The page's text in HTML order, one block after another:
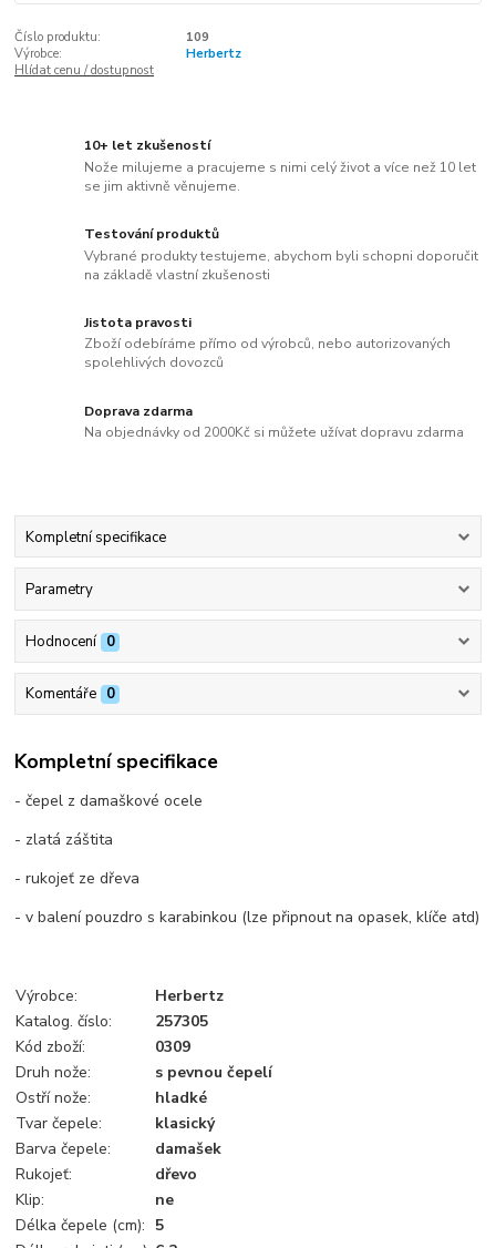
Číslo produktu:
109
Výrobce:
Herbertz
Hlídat cenu / dostupnost
10+ let zkušeností
Nože milujeme a pracujeme s nimi celý život a více než 10 let
se jim aktivně věnujeme.
Testování produktů
Vybrané produkty testujeme, abychom byli schopni doporučit
na základě vlastní zkušenosti
Jistota pravosti
Zboží odebíráme přímo od výrobců, nebo autorizovaných
spolehlivých dovozců
Doprava zdarma
Na objednávky od 2000Kč si můžete užívat dopravu zdarma
Kompletní specifikace
Parametry
Hodnocení 0
Komentáře 0
Kompletní specifikace
- čepel z damaškové ocele
- zlatá záštita
- rukojeť ze dřeva
- v balení pouzdro s karabinkou (lze připnout na opasek, klíče atd)
Výrobce:
Herbertz
Katalog. číslo:
257305
Kód zboží:
0309
Druh nože:
s pevnou čepelí
Ostří nože:
hladké
Tvar čepele:
klasický
Barva čepele:
damašek
Rukojeť:
dřevo
Klip:
ne
Délka čepele (cm): 5